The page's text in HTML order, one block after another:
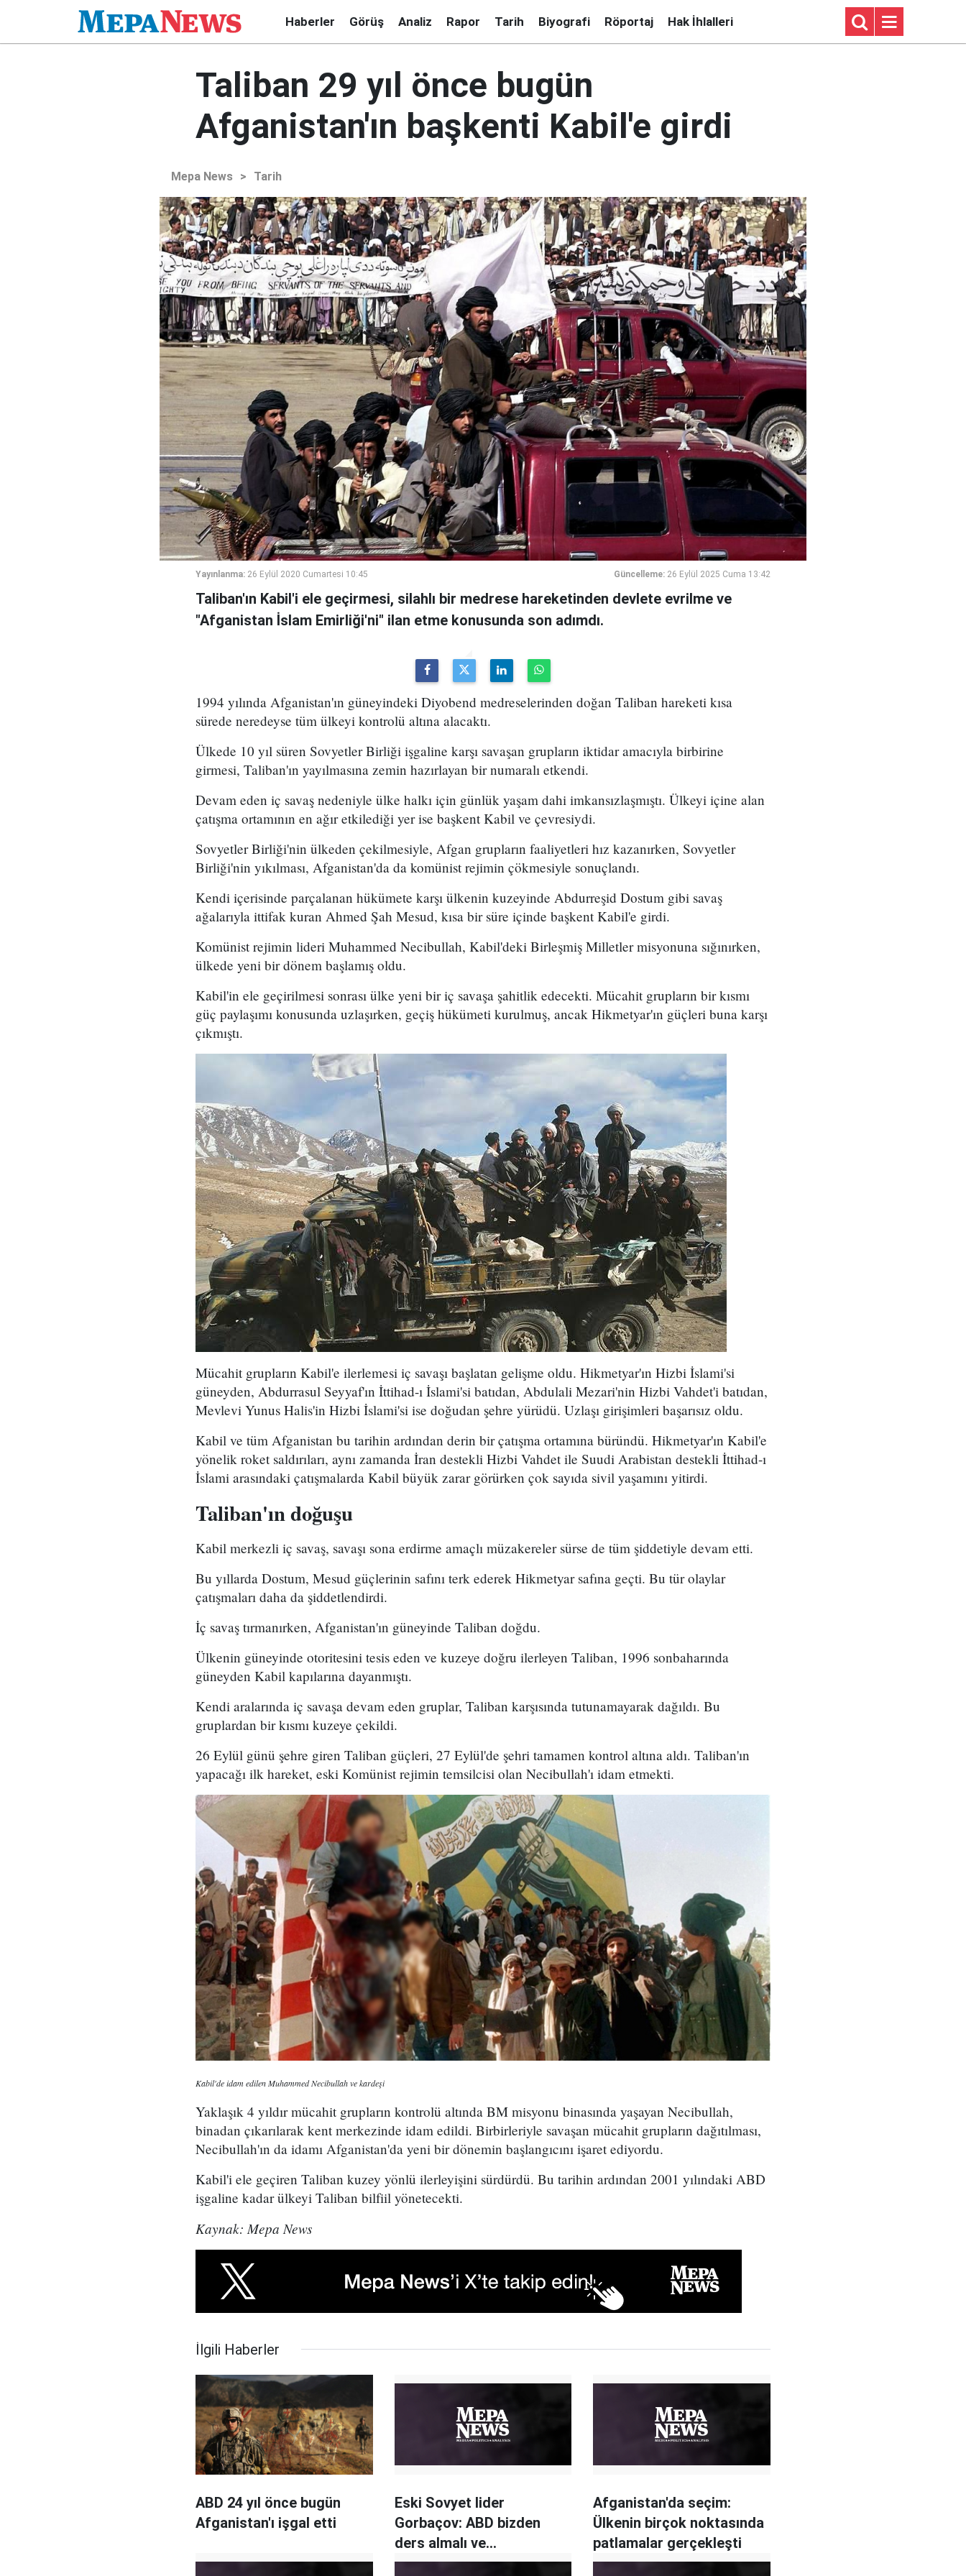
Haberler Görüş Analiz Rapor Tarih Biyografi Röportaj Hak İhlalleri
Taliban 29 yıl önce bugün
Afganistan'ın başkenti Kabil'e girdi
Mepa News > Tarih
Yayınlanma: 26 Eylül 2020 Cumartesi 10:45 Güncelleme: 26 Eylül 2025 Cuma 13:42
Taliban'ın Kabil'i ele geçirmesi, silahlı bir medrese hareketinden devlete evrilme ve
"Afganistan İslam Emirliği'ni" ilan etme konusunda son adımdı.
1994 yılında Afganistan'ın güneyindeki Diyobend medreselerinden doğan Taliban hareketi kısa
sürede neredeyse tüm ülkeyi kontrolü altına alacaktı.
Ülkede 10 yıl süren Sovyetler Birliği işgaline karşı savaşan grupların iktidar amacıyla birbirine
girmesi, Taliban'ın yayılmasına zemin hazırlayan bir numaralı etkendi.
Devam eden iç savaş nedeniyle ülke halkı için günlük yaşam dahi imkansızlaşmıştı. Ülkeyi içine alan
çatışma ortamının en ağır etkilediği yer ise başkent Kabil ve çevresiydi.
Sovyetler Birliği'nin ülkeden çekilmesiyle, Afgan grupların faaliyetleri hız kazanırken, Sovyetler
Birliği'nin yıkılması, Afganistan'da da komünist rejimin çökmesiyle sonuçlandı.
Kendi içerisinde parçalanan hükümete karşı ülkenin kuzeyinde Abdurreşid Dostum gibi savaş
ağalarıyla ittifak kuran Ahmed Şah Mesud, kısa bir süre içinde başkent Kabil'e girdi.
Komünist rejimin lideri Muhammed Necibullah, Kabil'deki Birleşmiş Milletler misyonuna sığınırken,
ülkede yeni bir dönem başlamış oldu.
Kabil'in ele geçirilmesi sonrası ülke yeni bir iç savaşa şahitlik edecekti. Mücahit grupların bir kısmı
güç paylaşımı konusunda uzlaşırken, geçiş hükümeti kurulmuş, ancak Hikmetyar'ın güçleri buna karşı
çıkmıştı.
Mücahit grupların Kabil'e ilerlemesi iç savaşı başlatan gelişme oldu. Hikmetyar'ın Hizbi İslami'si
güneyden, Abdurrasul Seyyaf'ın İttihad-ı İslami'si batıdan, Abdulali Mezari'nin Hizbi Vahdet'i batıdan,
Mevlevi Yunus Halis'in Hizbi İslami'si ise doğudan şehre yürüdü. Uzlaşı girişimleri başarısız oldu.
Kabil ve tüm Afganistan bu tarihin ardından derin bir çatışma ortamına büründü. Hikmetyar'ın Kabil'e
yönelik roket saldırıları, aynı zamanda İran destekli Hizbi Vahdet ile Suudi Arabistan destekli İttihad-ı
İslami arasındaki çatışmalarda Kabil büyük zarar görürken çok sayıda sivil yaşamını yitirdi.
Taliban'ın doğuşu
Kabil merkezli iç savaş, savaşı sona erdirme amaçlı müzakereler sürse de tüm şiddetiyle devam etti.
Bu yıllarda Dostum, Mesud güçlerinin safını terk ederek Hikmetyar safına geçti. Bu tür olaylar
çatışmaları daha da şiddetlendirdi.
İç savaş tırmanırken, Afganistan'ın güneyinde Taliban doğdu.
Ülkenin güneyinde otoritesini tesis eden ve kuzeye doğru ilerleyen Taliban, 1996 sonbaharında
güneyden Kabil kapılarına dayanmıştı.
Kendi aralarında iç savaşa devam eden gruplar, Taliban karşısında tutunamayarak dağıldı. Bu
gruplardan bir kısmı kuzeye çekildi.
26 Eylül günü şehre giren Taliban güçleri, 27 Eylül'de şehri tamamen kontrol altına aldı. Taliban'ın
yapacağı ilk hareket, eski Komünist rejimin temsilcisi olan Necibullah'ı idam etmekti.
Kabil'de idam edilen Muhammed Necibullah ve kardeşi
Yaklaşık 4 yıldır mücahit grupların kontrolü altında BM misyonu binasında yaşayan Necibullah,
binadan çıkarılarak kent merkezinde idam edildi. Birbirleriyle savaşan mücahit grupların dağıtılması,
Necibullah'ın da idamı Afganistan'da yeni bir dönemin başlangıcını işaret ediyordu.
Kabil'i ele geçiren Taliban kuzey yönlü ilerleyişini sürdürdü. Bu tarihin ardından 2001 yılındaki ABD
işgaline kadar ülkeyi Taliban bilfiil yönetecekti.
Kaynak: Mepa News
İlgili Haberler
ABD 24 yıl önce bugün
Afganistan'ı işgal etti
Eski Sovyet lider
Gorbaçov: ABD bizden
ders almalı ve
Afganistan'dan çekilmeli
Afganistan'da seçim:
Ülkenin birçok noktasında
patlamalar gerçekleşti